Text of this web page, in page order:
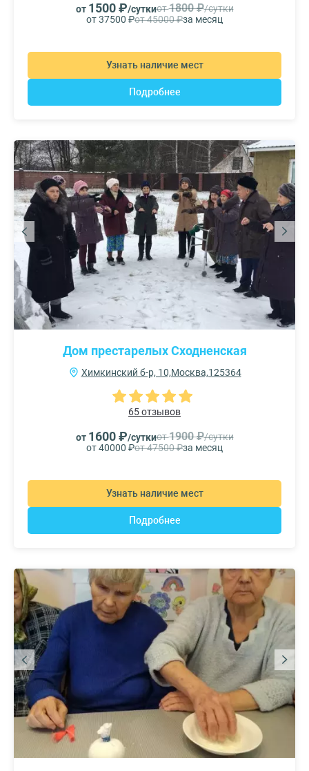
от 1500 ₽/суткиот1800 ₽/сутки
от 37500 ₽от 45000 ₽за месяц
Узнать наличие мест
Подробнее
Дом престарелых Сходненская
Химкинский б-р, 10,Москва,125364
65 отзывов
от 1600 ₽/суткиот1900 ₽/сутки
от 40000 ₽от 47500 ₽за месяц
Узнать наличие мест
Подробнее